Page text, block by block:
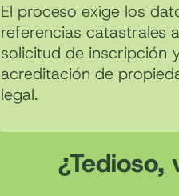
El proceso exige los
referencias catastrales
solicitud de inscripción
acreditación de
legal.
¿Tedioso,